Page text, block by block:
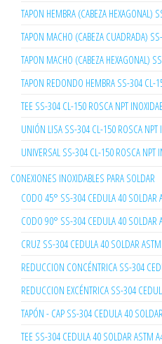
TAPON HEMBRA (CABEZA HEXAGONAL)
TAPON MACHO (CABEZA CUADRADA)
TAPON MACHO (CABEZA HEXAGONAL)
TAPON REDONDO HEMBRA SS-304 CL-
TEE SS-304 CL-150 ROSCA NPT
UNIÓN LISA SS-304 CL-150 ROSCA NPT
UNIVERSAL SS-304 CL-150 ROSCA NPT
CONEXIONES INOXIDABLES PARA SOLDAR
CODO 45° SS-304 CEDULA 40 SOLDAR
CODO 90° SS-304 CEDULA 40 SOLDAR
CRUZ SS-304 CEDULA 40 SOLDAR
REDUCCION CONCÉNTRICA SS-304
REDUCCION EXCÉNTRICA SS-304
TAPÓN - CAP SS-304 CEDULA 40
TEE SS-304 CEDULA 40 SOLDAR ASTM